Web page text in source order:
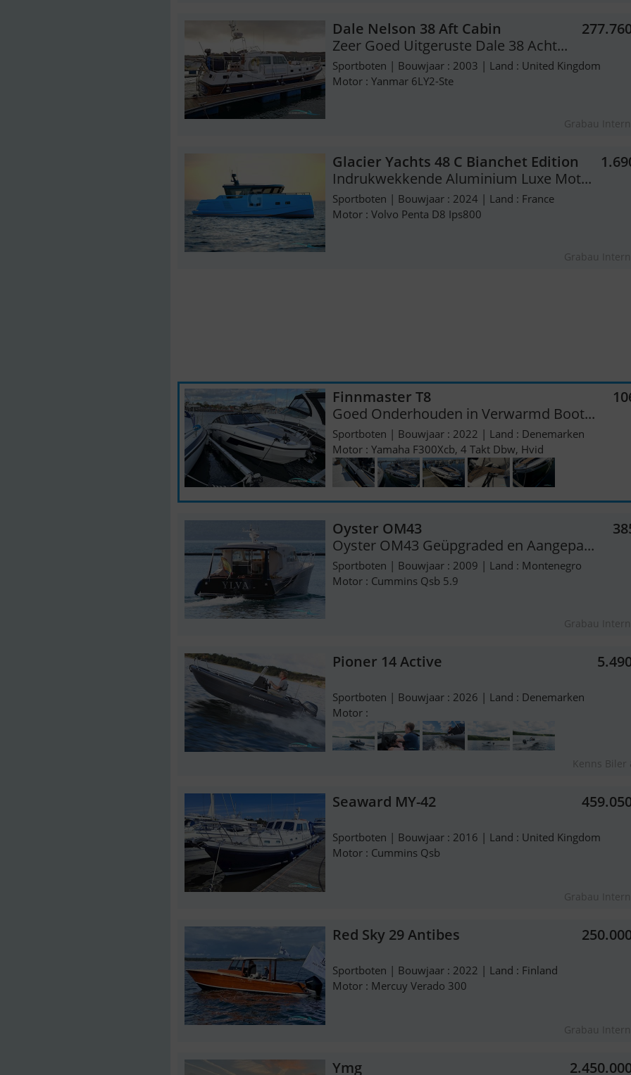
Dale Nelson 38 Aft Cabin
Zeer Goed Uitgeruste Dale 38 Acht...
Sportboten | Bouwjaar : 2003 | Land : United Kingdom
Motor : Yanmar 6LY2-Ste
Grabau
Glacier Yachts 48 C Bianchet Edition
Indrukwekkende Aluminium Luxe Mot...
Sportboten | Bouwjaar : 2024 | Land : France
Motor : Volvo Penta D8 Ips800
Grabau
Finnmaster T8
Goed Onderhouden in Verwarmd Boot...
Sportboten | Bouwjaar : 2022 | Land : Denemarken
Motor : Yamaha F300Xcb, 4 Takt Dbw, Hvid
Oyster OM43
Oyster OM43 Geüpgraded en Aangepa...
Sportboten | Bouwjaar : 2009 | Land : Montenegro
Motor : Cummins Qsb 5.9
Grabau
Pioner 14 Active
Sportboten | Bouwjaar : 2026 | Land : Denemarken
Motor :
Kenns Biler
Seaward MY-42
Sportboten | Bouwjaar : 2016 | Land : United Kingdom
Motor : Cummins Qsb
Grabau
Red Sky 29 Antibes
Sportboten | Bouwjaar : 2022 | Land : Finland
Motor : Mercuy Verado 300
Grabau
Ymg